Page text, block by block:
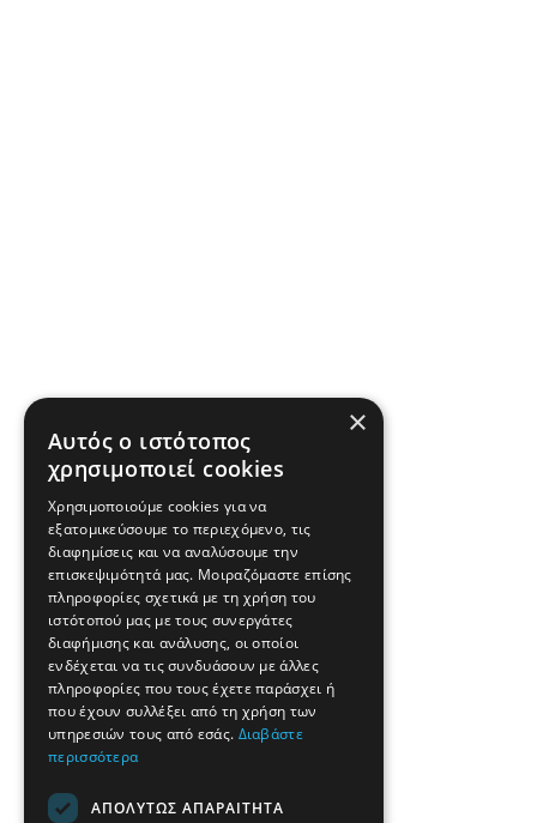
×
Αυτός ο ιστότοπος
χρησιμοποιεί cookies
Χρησιμοποιούμε cookies για να
εξατομικεύσουμε το περιεχόμενο, τις
διαφημίσεις και να αναλύσουμε την
επισκεψιμότητά μας. Μοιραζόμαστε επίσης
πληροφορίες σχετικά με τη χρήση του
ιστότοπού μας με τους συνεργάτες
διαφήμισης και ανάλυσης, οι οποίοι
ενδέχεται να τις συνδυάσουν με άλλες
πληροφορίες που τους έχετε παράσχει ή
που έχουν συλλέξει από τη χρήση των
υπηρεσιών τους από εσάς. Διαβάστε
περισσότερα
ΑΠΟΛΎΤΩΣ ΑΠΑΡΑΊΤΗΤΑ